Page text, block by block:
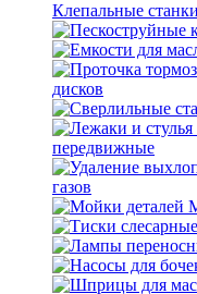
Клепальные
дисков
передвижные
газов